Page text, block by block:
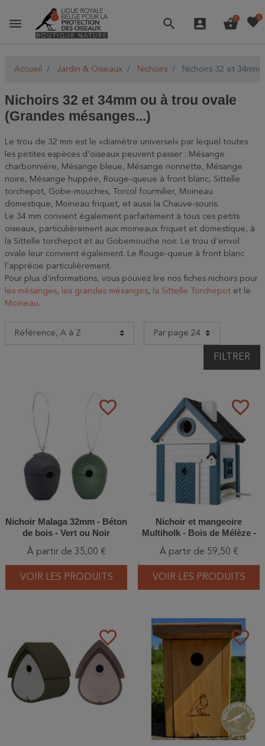
menu search account_box shopping_basket
0 favorite0
Accueil Jardin & Oiseaux Nichoirs Nichoirs 32 et 34mm
Nichoirs 32 et 34mm ou à trou ovale
(Grandes mésanges...)
Le trou de 32 mm est le «diamètre universel» par lequel toutes
les petites espèces d'oiseaux peuvent passer : Mésange
charbonnière, Mésange bleue, Mésange nonnette, Mésange
noire, Mésange huppée, Rouge-queue à front blanc, Sittelle
torchepot, Gobe-mouches, Torcol fourmilier, Moineau
domestique, Moineau friquet, et aussi la Chauve-souris.
Le 34 mm convient également parfaitement à tous ces petits
oiseaux, particulièrement aux moineaux friquet et domestique, à
la Sittelle torchepot et au Gobemouche noir. Le trou d'envol
ovale leur convient également. Le Rouge-queue à front blanc
l'apprécie particulièrement.
Pour plus d'informations, vous pouvez lire nos fiches nichoirs pour
les mésanges, les grandes mésanges, la Sittelle Torchepot et le
Moineau.
FILTRER
favorite_border
Nichoir Malaga 32mm - Béton
de bois - Vert ou Noir
À partir de 35,00 €
VOIR LES PRODUITS
favorite_border
Nichoir et mangeoire
Multiholk - Bois de Mélèze -
Vert/Bleu/Bleu et blanc/Gris
À partir de 59,50 €
VOIR LES PRODUITS
favorite_border favorite_border